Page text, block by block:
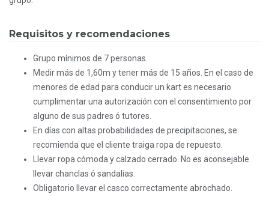
Requisitos y recomendaciones
Grupo mínimos de 7 personas.
Medir más de 1,60m y tener más de 15 años. En el caso de
menores de edad para conducir un kart es necesario
cumplimentar una autorización con el consentimiento por
alguno de sus padres ó tutores.
En días con altas probabilidades de precipitaciones, se
recomienda que el cliente traiga ropa de repuesto.
Llevar ropa cómoda y calzado cerrado. No es aconsejable
llevar chanclas ó sandalias.
Obligatorio llevar el casco correctamente abrochado.